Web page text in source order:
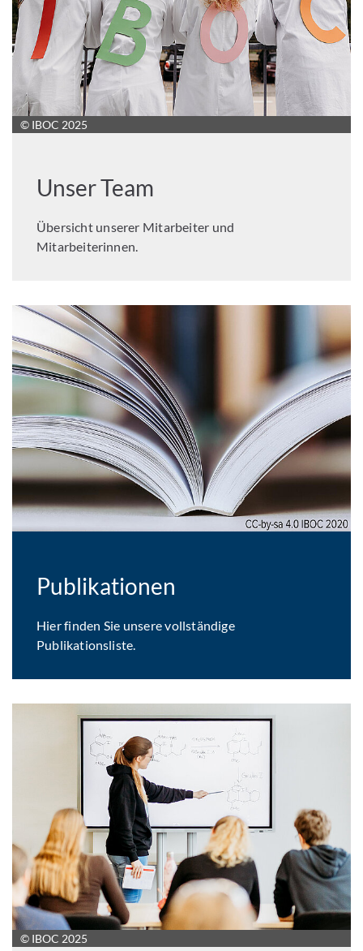
© IBOC 2025
Unser Team
Übersicht unserer Mitarbeiter und
Mitarbeiterinnen.
Publikationen
Hier finden Sie unsere vollständige
Publikationsliste.
© IBOC 2025